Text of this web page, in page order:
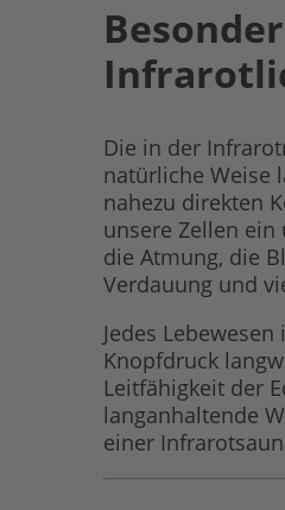
Die in der
natürliche Weise
nahezu direkten
unsere Zellen
die Atmung, die
Verdauung und
Jedes
Knopfdruck
Leitfähigkeit der
langanhaltende
einer